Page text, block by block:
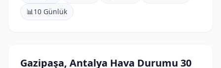
📊10 Günlük
Gazipaşa, Antalya Hava Durumu 30